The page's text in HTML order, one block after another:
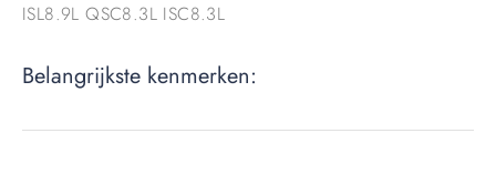
ISL8.9L QSC8.3L ISC8.3L
Belangrijkste kenmerken: